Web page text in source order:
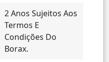
2 Anos Sujeitos Aos
Termos E
Condições Do
Borax.